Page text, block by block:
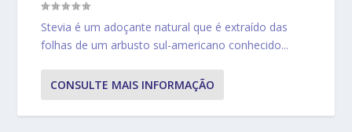
Stevia é um adoçante natural que é extraído das
folhas de um arbusto sul-americano conhecido...
CONSULTE MAIS INFORMAÇÃO